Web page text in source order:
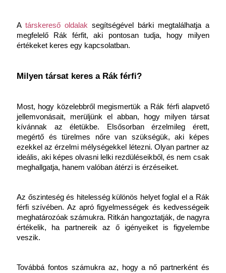
A társkereső oldalak segítségével bárki megtalálhatja a
megfelelő Rák férfit, aki pontosan tudja, hogy milyen
értékeket keres egy kapcsolatban.
Milyen társat keres a Rák férfi?
Most, hogy közelebbről megismertük a Rák férfi alapvető
jellemvonásait, merüljünk el abban, hogy milyen társat
kívánnak az életükbe. Elsősorban érzelmileg érett,
megértő és türelmes nőre van szükségük, aki képes
ezekkel az érzelmi mélységekkel létezni. Olyan partner az
ideális, aki képes olvasni lelki rezdüléseikből, és nem csak
meghallgatja, hanem valóban átérzi is érzéseiket.
Az őszinteség és hitelesség különös helyet foglal el a Rák
férfi szívében. Az apró figyelmességek és kedvességeik
meghatározóak számukra. Ritkán hangoztatják, de nagyra
értékelik, ha partnereik az ő igényeiket is figyelembe
veszik.
Továbbá fontos számukra az, hogy a nő partnerként és